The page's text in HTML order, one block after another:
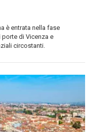
è entrata nella fase
di Vicenza e
circostanti.